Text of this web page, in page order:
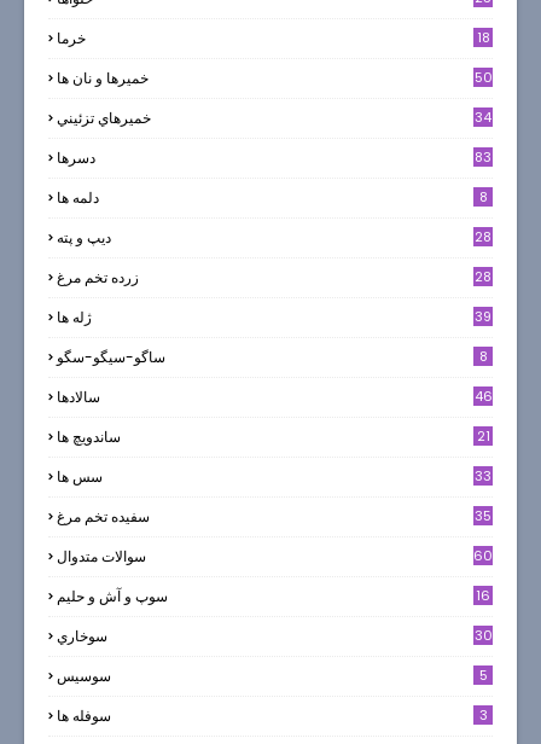
خرما 18
خميرها و نان ها 50
خميرهاي تزئيني 34
دسرها 83
دلمه ها 8
ديپ و پته 28
زرده تخم مرغ 28
ژله ها 39
ساگو-سیگو-سگو 8
سالادها 46
ساندویچ ها 21
سس ها 33
سفيده تخم مرغ 35
سوالات متدوال 60
سوپ و آش و حليم 16
سوخاري 30
سوسيس 5
سوفله ها 3